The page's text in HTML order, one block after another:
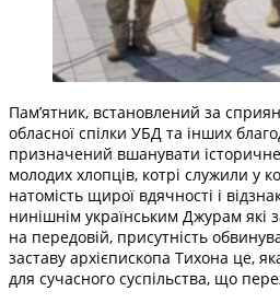
Пам’ятник, встановлений за
обласної спілки УБД та інших
призначений вшанувати
молодих хлопців, котрі служили у
натомість щирої вдячності і
нинішнім українським Джурам які
на передовій, присутність
заставу архієпископа Тихона це,
для сучасного суспільства, що